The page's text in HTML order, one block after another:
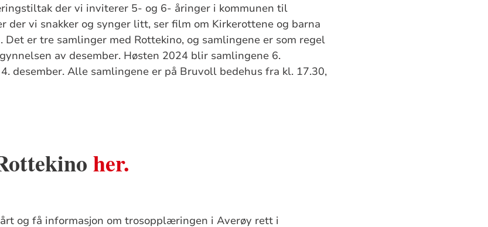
der vi inviterer 5- og 6- åringer i kommunen til
der vi snakker og synger litt, ser film om Kirkerottene og barna
er tre samlinger med Rottekino, og samlingene er som regel
av desember. Høsten 2024 blir samlingene 6.
desember. Alle samlingene er på Bruvoll bedehus fra kl. 17.30,
her.
og få informasjon om trosopplæringen i Averøy rett i